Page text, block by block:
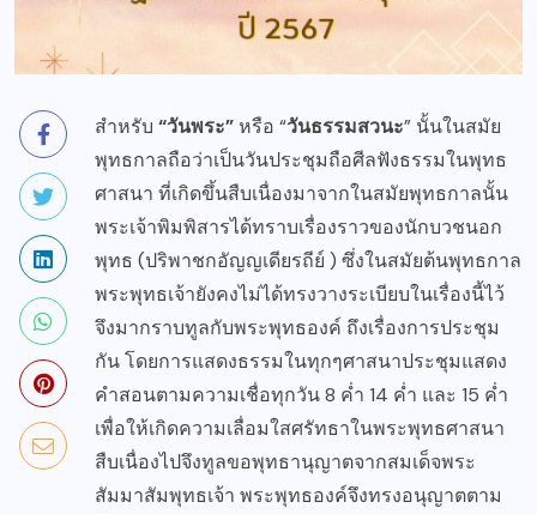
สำหรับ “วันพระ”หรือ “วันธรรมสวนะ” นั้นในสมัย
พุทธกาลถือว่าเป็นวันประชุมถือศีลฟังธรรมในพุทธ
ศาสนา ที่เกิดขึ้นสืบเนื่องมาจากในสมัยพุทธกาลนั้น
พระเจ้าพิมพิสารได้ทราบเรื่องราวของนักบวชนอก
พุทธ (ปริพาชกอัญญเดียรถีย์ ) ซึ่งในสมัยต้นพุทธกาล
พระพุทธเจ้ายังคงไม่ได้ทรงวางระเบียบในเรื่องนี้ไว้
จึงมากราบทูลกับพระพุทธองค์ ถึงเรื่องการประชุม
กัน โดยการแสดงธรรมในทุกๆศาสนาประชุมแสดง
คำสอนตามความเชื่อทุกวัน 8 ค่ำ 14 ค่ำ และ 15 ค่ำ
เพื่อให้เกิดความเลื่อมใสศรัทธาในพระพุทธศาสนา
สืบเนื่องไปจึงทูลขอพุทธานุญาตจากสมเด็จพระ
สัมมาสัมพุทธเจ้า พระพุทธองค์จึงทรงอนุญาตตาม